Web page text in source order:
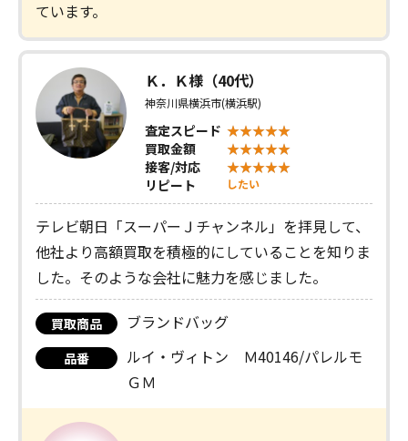
ています。
Ｋ．Ｋ様（40代）
神奈川県横浜市(横浜駅)
査定スピード
買取金額
接客/対応
リピート
したい
テレビ朝日「スーパーＪチャンネル」を拝見して、
他社より高額買取を積極的にしていることを知りま
した。そのような会社に魅力を感じました。
買取商品 ブランドバッグ
品番
ルイ・ヴィトン Ｍ40146/パレルモ
ＧＭ